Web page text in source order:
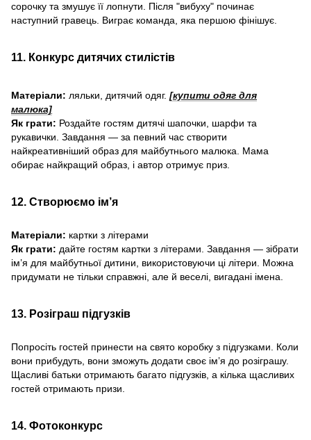
сорочку та змушує її лопнути. Після "вибуху" починає
наступний гравець. Виграє команда, яка першою фінішує.
11. Конкурс дитячих стилістів
Матеріали: ляльки, дитячий одяг. [купити одяг для
малюка]
Як грати: Роздайте гостям дитячі шапочки, шарфи та
рукавички. Завдання — за певний час створити
найкреативніший образ для майбутнього малюка. Мама
обирає найкращий образ, і автор отримує приз.
12. Створюємо ім’я
Матеріали: картки з літерами
Як грати: дайте гостям картки з літерами. Завдання — зібрати
ім’я для майбутньої дитини, використовуючи ці літери. Можна
придумати не тільки справжні, але й веселі, вигадані імена.
13. Розіграш підгузків
Попросіть гостей принести на свято коробку з підгузками. Коли
вони прибудуть, вони зможуть додати своє ім’я до розіграшу.
Щасливі батьки отримають багато підгузків, а кілька щасливих
гостей отримають призи.
14. Фотоконкурс